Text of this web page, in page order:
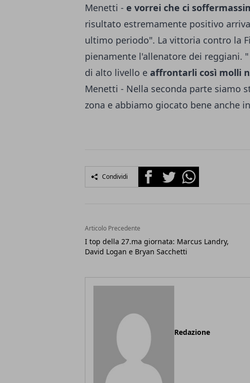
Menetti - e vorrei che ci
risultato estremamente positivo
ultimo periodo". La vittoria contro la
pienamente l'allenatore dei reggiani.
di alto livello e affrontarli così molli
Menetti - Nella seconda parte siamo
zona e abbiamo giocato bene anche
Condividi FacebookTwitterWhatsapp
Articolo Precedente
I top della 27.ma giornata: Marcus Landry,
David Logan e Bryan Sacchetti
Redazione